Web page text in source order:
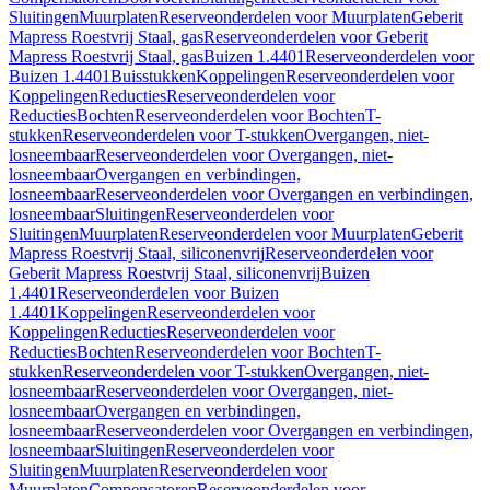
SluitingenMuurplatenReserveonderdelen voor MuurplatenGeberit
Mapress Roestvrij Staal, gasReserveonderdelen voor Geberit
Mapress Roestvrij Staal, gasBuizen 1.4401Reserveonderdelen voor
Buizen 1.4401BuisstukkenKoppelingenReserveonderdelen voor
KoppelingenReductiesReserveonderdelen voor
ReductiesBochtenReserveonderdelen voor BochtenT-
stukkenReserveonderdelen voor T-stukkenOvergangen, niet-
losneembaarReserveonderdelen voor Overgangen, niet-
losneembaarOvergangen en verbindingen,
losneembaarReserveonderdelen voor Overgangen en verbindingen,
losneembaarSluitingenReserveonderdelen voor
SluitingenMuurplatenReserveonderdelen voor MuurplatenGeberit
Mapress Roestvrij Staal, siliconenvrijReserveonderdelen voor
Geberit Mapress Roestvrij Staal, siliconenvrijBuizen
1.4401Reserveonderdelen voor Buizen
1.4401KoppelingenReserveonderdelen voor
KoppelingenReductiesReserveonderdelen voor
ReductiesBochtenReserveonderdelen voor BochtenT-
stukkenReserveonderdelen voor T-stukkenOvergangen, niet-
losneembaarReserveonderdelen voor Overgangen, niet-
losneembaarOvergangen en verbindingen,
losneembaarReserveonderdelen voor Overgangen en verbindingen,
losneembaarSluitingenReserveonderdelen voor
SluitingenMuurplatenReserveonderdelen voor